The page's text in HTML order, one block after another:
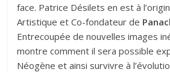
face. Patrice Désilets en est à
Artistique et Co-fondateur de
Entrecoupée de nouvelles images
montre comment il sera possible
Néogène et ainsi survivre à